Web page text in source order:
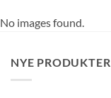
No images found.
NYE PRODUKTER